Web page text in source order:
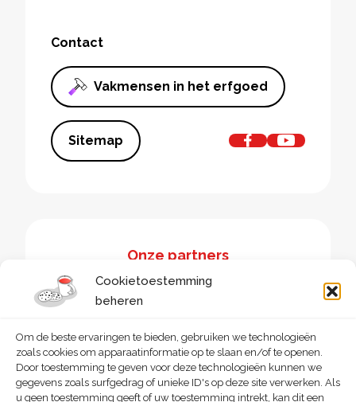
Cookietoestemming
beheren
Om de beste ervaringen te bieden, gebruiken we technologieën
zoals cookies om apparaatinformatie op te slaan en/of te openen.
Door toestemming te geven voor deze technologieën kunnen we
gegevens zoals surfgedrag of unieke ID's op deze site verwerken. Als
u geen toestemming geeft of uw toestemming intrekt, kan dit een
Contact
Vakmensen in het erfgoed
Sitemap
Onze partners